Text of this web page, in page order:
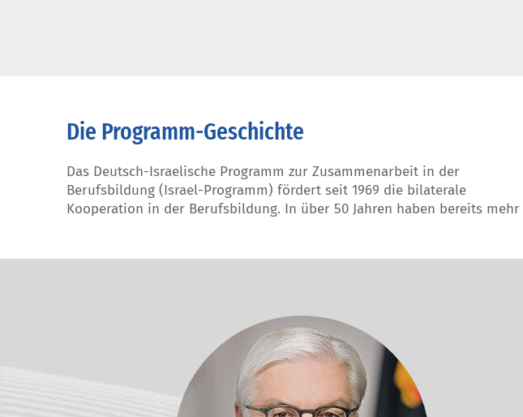
Die Programm-Geschichte
Das Deutsch-Israelische Programm zur Zusammenarbeit in der
Berufsbildung (Israel-Programm) fördert seit 1969 die bilaterale
Kooperation in der Berufsbildung. In über 50 Jahren haben bereits mehr
als 2300 Personen am Programm teilgenommen. Als Schirmherr des Israel-
Programms äußerte sich Bundespräsident Frank Walter Steinmeier im